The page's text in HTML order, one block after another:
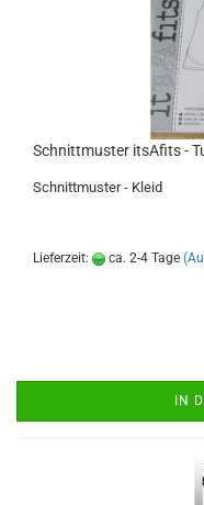
Schnittmuster itsAfits -
Schnittmuster - Kleid
Lieferzeit: ca. 2-4 Tage
IN